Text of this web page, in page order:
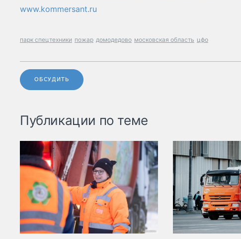
www.kommersant.ru
парк спецтехники пожар домодедово московская область цфо
ОБСУДИТЬ
Публикации по теме